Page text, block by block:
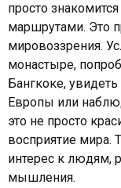
просто
маршрутами. Это
мировоззрения.
монастыре,
Бангкоке,
Европы или
это не просто
восприятие мира.
интерес к людям,
мышления.